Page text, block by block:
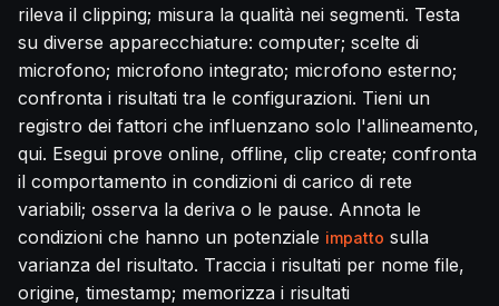
rileva il clipping; misura la qualità nei segmenti. Testa
su diverse apparecchiature: computer; scelte di
microfono; microfono integrato; microfono esterno;
confronta i risultati tra le configurazioni. Tieni un
registro dei fattori che influenzano solo l'allineamento,
qui. Esegui prove online, offline, clip create; confronta
il comportamento in condizioni di carico di rete
variabili; osserva la deriva o le pause. Annota le
condizioni che hanno un potenziale impatto sulla
varianza del risultato. Traccia i risultati per nome file,
origine, timestamp; memorizza i risultati